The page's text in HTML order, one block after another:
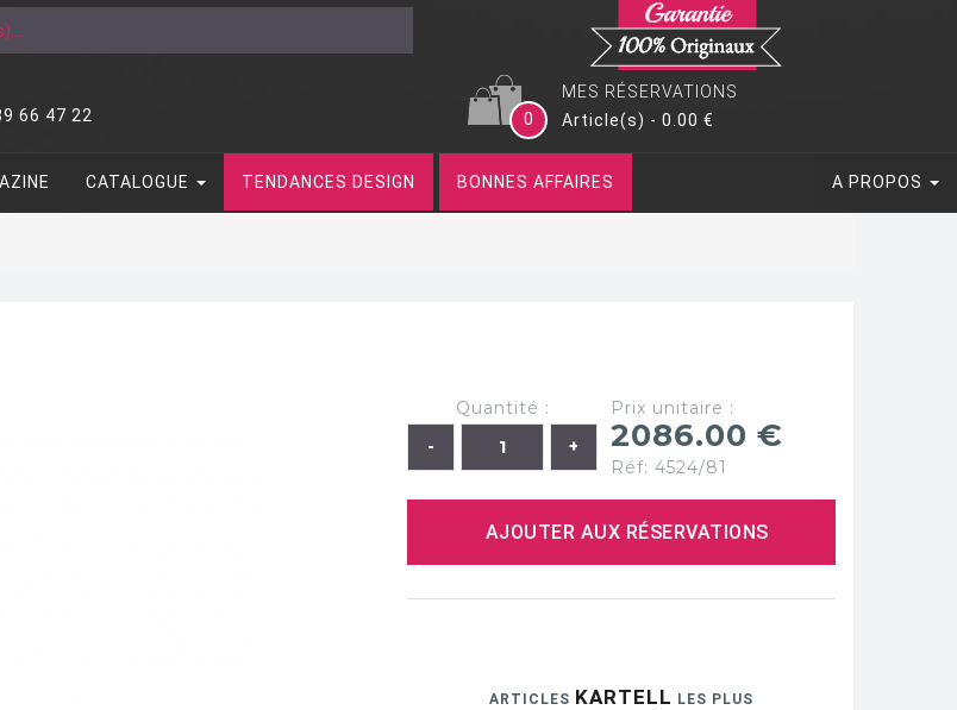
66 47 22
MES RÉSERVATIONS
0
Article(s) - 0.00 €
CATALOGUE TENDANCES DESIGN BONNES AFFAIRES A PROPOS
Quantité : Prix unitaire :
2086.00 €
Réf: 4524/81
AJOUTER AUX RÉSERVATIONS
ARTICLES KARTELL LES PLUS